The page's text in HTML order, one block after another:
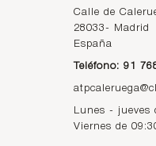
Calle de
28033-
Madrid
España
Teléfono: 91
Lunes - jueves
Viernes de